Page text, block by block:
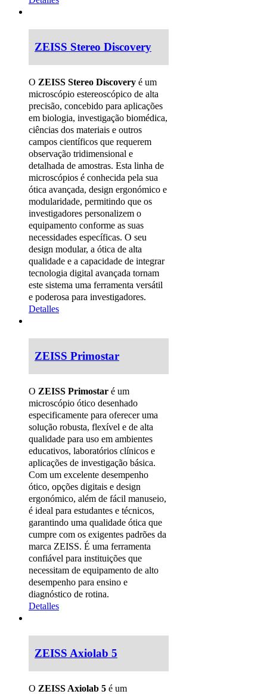
ZEISS Stereo Discovery
O ZEISS Stereo Discovery é um
microscópio estereoscópico de alta
precisão, concebido para aplicações
em biologia, investigação biomédica,
ciências dos materiais e outros
campos científicos que requerem
observação tridimensional e
detalhada de amostras. Esta linha de
microscópios é conhecida pela sua
ótica avançada, design ergonómico e
modularidade, permitindo que os
investigadores personalizem o
equipamento conforme as suas
necessidades específicas. O seu
design modular, a ótica de alta
qualidade e a capacidade de integrar
tecnologia digital avançada tornam
este sistema uma ferramenta versátil
e poderosa para investigadores.
Detalles
ZEISS Primostar
O ZEISS Primostar é um
microscópio ótico desenhado
especificamente para oferecer uma
solução robusta, flexível e de alta
qualidade para uso em ambientes
educativos, laboratórios clínicos e
aplicações de investigação básica.
Com um excelente desempenho
ótico, opções digitais e design
ergonómico, além de fácil manuseio,
é ideal para estudantes e técnicos,
garantindo uma qualidade ótica que
cumpre com os exigentes padrões da
marca ZEISS. É uma ferramenta
confiável para instituições que
necessitam de equipamento de alto
desempenho para ensino e
diagnóstico de rotina.
Detalles
ZEISS Axiolab 5
O ZEISS Axiolab 5 é um